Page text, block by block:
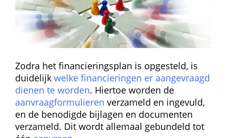
Zodra het financieringsplan is opgesteld, is
duidelijk welke financieringen er aangevraagd
dienen te worden. Hiertoe worden de
aanvraagformulieren verzameld en ingevuld,
en de benodigde bijlagen en documenten
verzameld. Dit wordt allemaal gebundeld tot